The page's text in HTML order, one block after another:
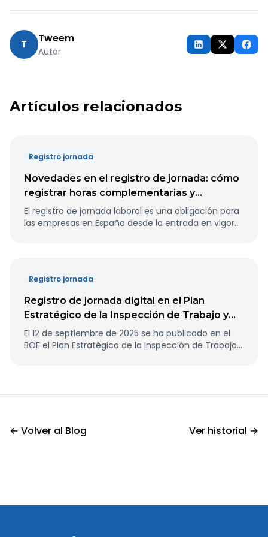
T Tweem
Autor
Artículos relacionados
Registro jornada
Novedades en el registro de jornada: cómo
registrar horas complementarias y
extraordinarias
El registro de jornada laboral es una obligación para
las empresas en España desde la entrada en vigor
Registro jornada
Registro de jornada digital en el Plan
Estratégico de la Inspección de Trabajo y
Seguridad Social 2025-2027
El 12 de septiembre de 2025 se ha publicado en el
BOE el Plan Estratégico de la Inspección de Trabajo y
← Volver al Blog Ver historial →